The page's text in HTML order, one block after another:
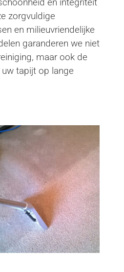
zorgvuldige
en milieuvriendelijke
garanderen we niet
maar ook de
tapijt op lange